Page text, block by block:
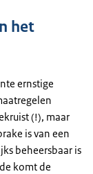
het
ernstige
(!), maar
is van een
beheersbaar is
komt de